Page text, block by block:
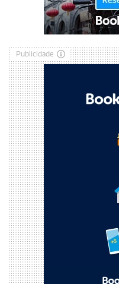
Publicidade